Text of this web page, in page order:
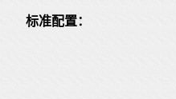
标准配置：